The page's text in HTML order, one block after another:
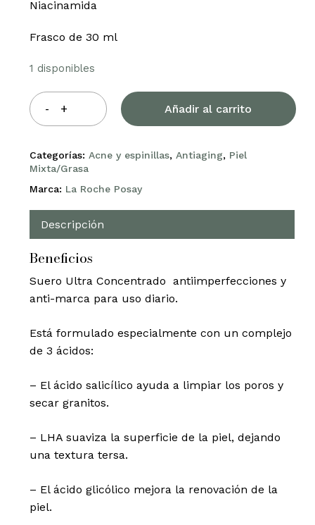
Niacinamida
Frasco de 30 ml
1 disponibles
Añadir al carrito
Categorías: Acne y espinillas, Antiaging, Piel
Mixta/Grasa
Marca: La Roche Posay
Descripción
Beneficios
Suero Ultra Concentrado antiimperfecciones y
anti-marca para uso diario.
Está formulado especialmente con un complejo
de 3 ácidos:
– El ácido salicílico ayuda a limpiar los poros y
secar granitos.
– LHA suaviza la superficie de la piel, dejando
una textura tersa.
– El ácido glicólico mejora la renovación de la
piel.